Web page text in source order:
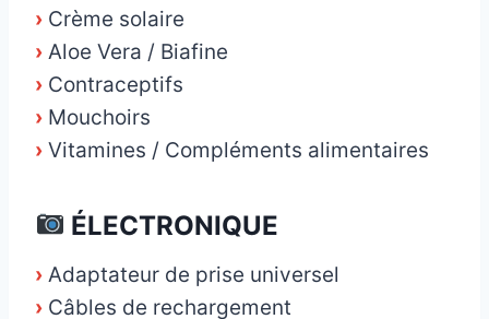
› Crème solaire
› Aloe Vera / Biafine
› Contraceptifs
› Mouchoirs
› Vitamines / Compléments alimentaires
ÉLECTRONIQUE
› Adaptateur de prise universel
› Câbles de rechargement